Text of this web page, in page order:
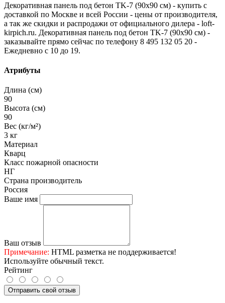
Декоративная панель под бетон TK-7 (90х90 см) - купить с
доставкой по Москве и всей России - цены от производителя,
а так же скидки и распродажи от официального дилера - loft-
kirpich.ru. Декоративная панель под бетон TK-7 (90х90 см) -
заказывайте прямо сейчас по телефону 8 495 132 05 20 -
Ежедневно с 10 до 19.
Атрибуты
Длина (см)
90
Высота (см)
90
Вес (кг/м²)
3 кг
Материал
Кварц
Класс пожарной опасности
НГ
Страна производитель
Россия
Ваше имя
Ваш отзыв
Примечание: HTML разметка не поддерживается!
Используйте обычный текст.
Рейтинг
Отправить свой отзыв